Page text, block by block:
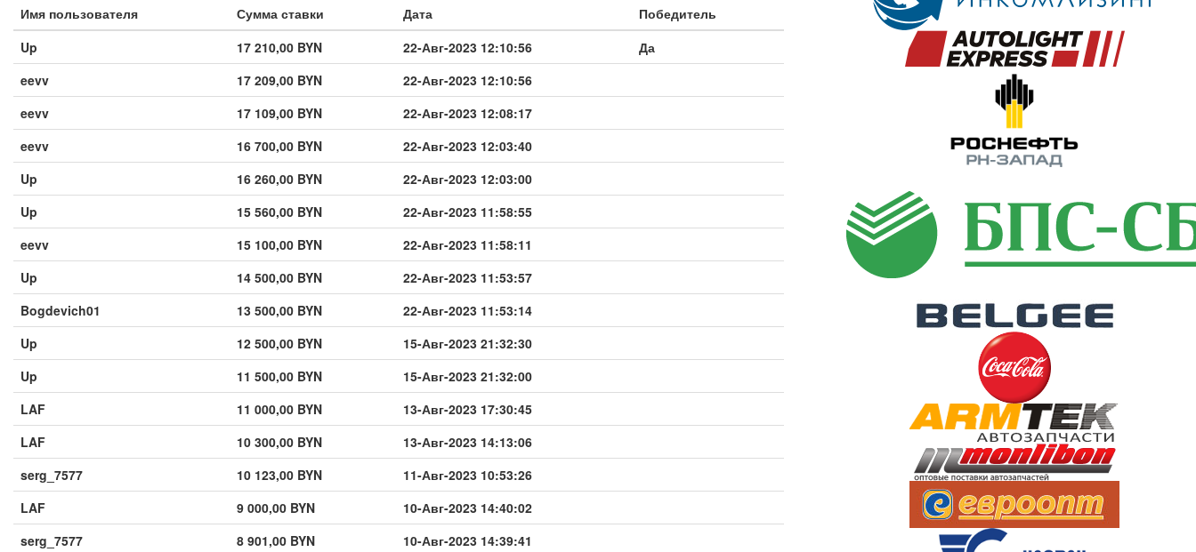
Имя пользователя
Сумма ставки Дата
Победитель
Up
17 210,00 BYN 22-Авг-2023 12:10:56
Да
eevv
17 209,00 BYN
22-Авг-2023 12:10:56
eevv
17 109,00 BYN
22-Авг-2023 12:08:17
eevv
16 700,00 BYN
22-Авг-2023 12:03:40
Up
16 260,00 BYN
22-Авг-2023 12:03:00
Up
15 560,00 BYN
22-Авг-2023 11:58:55
eevv
15 100,00 BYN
22-Авг-2023 11:58:11
Up
14 500,00 BYN
22-Авг-2023 11:53:57
Bogdevich01
13 500,00 BYN
22-Авг-2023 11:53:14
Up
12 500,00 BYN
15-Авг-2023 21:32:30
Up
11 500,00 BYN
15-Авг-2023 21:32:00
LAF
11 000,00 BYN
13-Авг-2023 17:30:45
LAF
10 300,00 BYN
13-Авг-2023 14:13:06
serg_7577
10 123,00 BYN
11-Авг-2023 10:53:26
LAF
9 000,00 BYN
10-Авг-2023 14:40:02
serg_7577
8 901,00 BYN 10-Авг-2023 14:39:41